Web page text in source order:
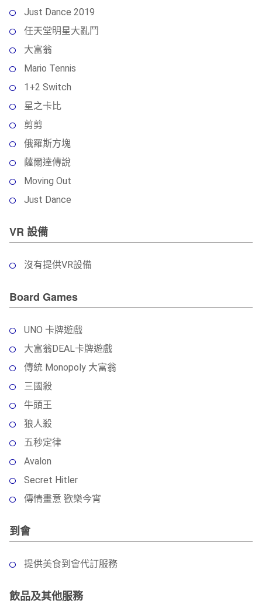
Just Dance 2019
任天堂明星大亂鬥
大富翁
Mario Tennis
1+2 Switch
星之卡比
剪剪
俄羅斯方塊
薩爾達傳說
Moving Out
Just Dance
VR 設備
沒有提供VR設備
Board Games
UNO 卡牌遊戲
大富翁DEAL卡牌遊戲
傳統 Monopoly 大富翁
三國殺
牛頭王
狼人殺
五秒定律
Avalon
Secret Hitler
傳情畫意 歡樂今宵
到會
提供美食到會代訂服務
飲品及其他服務